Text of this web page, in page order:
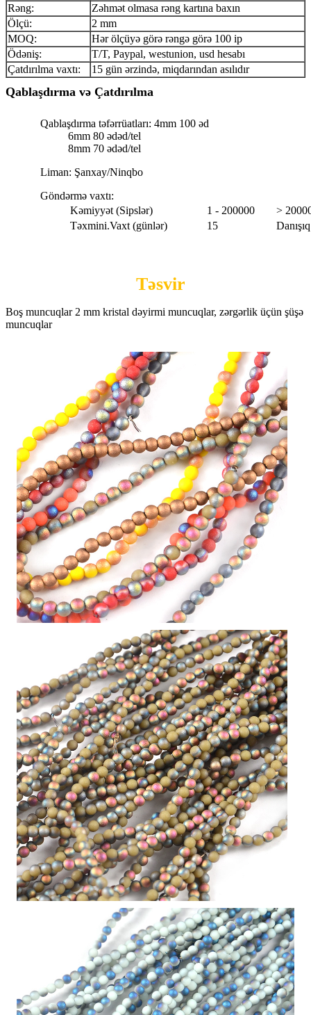
Rəng:
Zəhmət olmasa rəng kartına baxın
Ölçü:
2 mm
MOQ:
Hər ölçüyə görə rəngə görə 100 ip
Ödəniş:
T/T, Paypal, westunion, usd hesabı
Çatdırılma vaxtı:
15 gün ərzində, miqdarından asılıdır
Qablaşdırma və Çatdırılma
Qablaşdırma təfərrüatları: 4mm 100 əd
6mm 80 ədəd/tel
8mm 70 ədəd/tel
Liman: Şanxay/Ninqbo
Göndərmə vaxtı:
Kəmiyyət (Sipslər)
1 - 200000
>
Təxmini.Vaxt (günlər)
15
Təsvir
Boş muncuqlar 2 mm kristal dəyirmi muncuqlar, zərgərlik üçün şüşə
muncuqlar